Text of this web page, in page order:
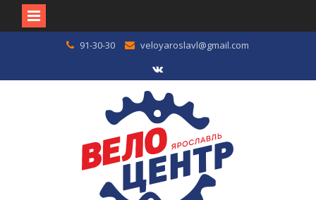
91-30-30 veloyaroslavl@gmail.com
VK